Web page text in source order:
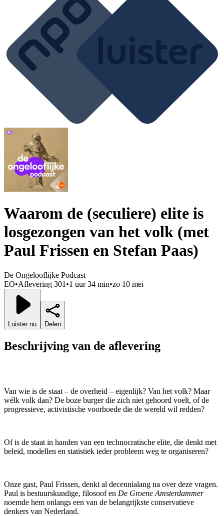
Waarom de (seculiere) elite is
losgezongen van het volk (met
Paul Frissen en Stefan Paas)
De Ongelooflijke Podcast
EO•Aflevering 301 •1 uur 34 min•zo 10 mei
Luister nu Delen
Beschrijving van de aflevering
Van wie is de staat – de overheid – eigenlijk? Van het volk? Maar
wélk volk dan? De boze burger die zich niet gehoord voelt, of de
progressieve, activistische voorhoede die de wereld wil redden?
Of is de staat in handen van een technocratische elite, die denkt met
beleid, modellen en statistiek ieder probleem weg te organiseren?
Onze gast, Paul Frissen, denkt al decennialang na over deze vragen.
Paul is bestuurskundige, filosoof en De Groene Amsterdammer
noemde hem onlangs een van de belangrijkste conservatieve
denkers van Nederland.